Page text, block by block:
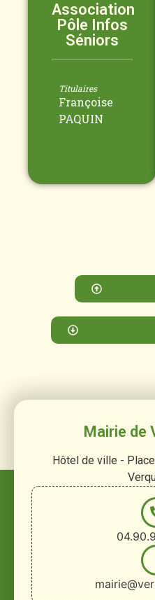
Association
Pôle Infos
Séniors
Titulaires
Françoise
PAQUIN
Voir le
Mairie de
Hôtel de ville -